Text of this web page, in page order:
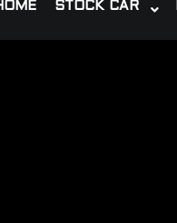
STOCK CAR